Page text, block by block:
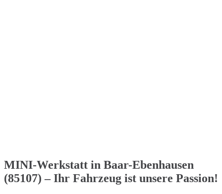
MINI-Werkstatt in Baar-Ebenhausen
(85107) – Ihr Fahrzeug ist unsere Passion!